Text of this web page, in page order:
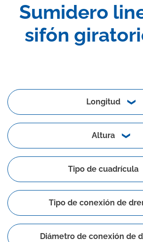
Sumidero
sifón
Longitud
Altura
Tipo de cuadrícula
Tipo de conexión de
Diámetro de conexión de